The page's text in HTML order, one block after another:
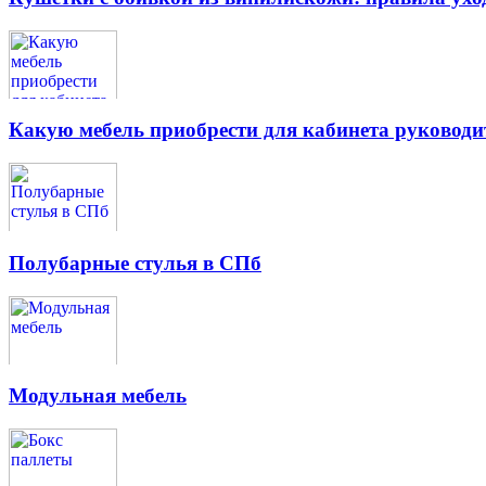
Какую мебель приобрести для кабинета
Полубарные стулья в СПб
Модульная мебель